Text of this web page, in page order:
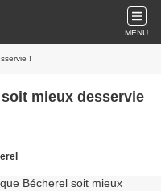
MENU
!
mieux desservie